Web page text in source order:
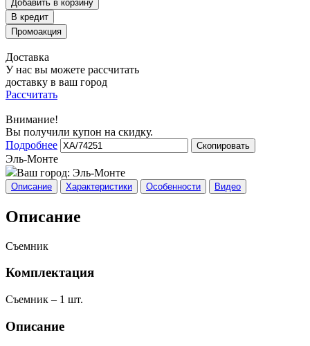
Добавить в корзину
Доставка
У нас вы можете рассчитать
доставку в ваш город
Рассчитать
Внимание!
Вы получили купон на скидку.
Подробнее
Скопировать
Эль-Монте
Ваш город: Эль-Монте
Описание Характеристики Особенности Видео
Описание
Съемник
Комплектация
Съемник – 1 шт.
Описание